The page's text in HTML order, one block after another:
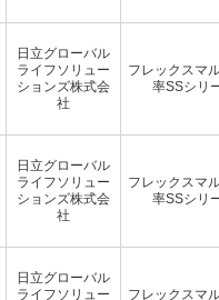
日立グローバル
ライフソリュー
ションズ株式会
社
フレックスマ
率SSシリ
日立グローバル
ライフソリュー
ションズ株式会
社
フレックスマ
率SSシリ
日立グローバル
ライフソリュー
フレックスマ